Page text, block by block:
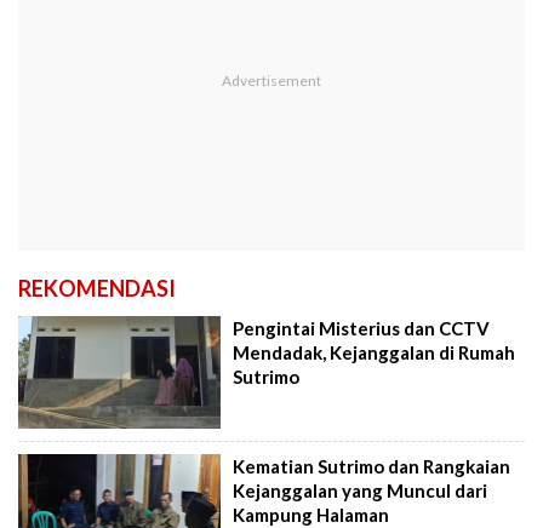
REKOMENDASI
Pengintai Misterius dan CCTV
Mendadak, Kejanggalan di Rumah
Sutrimo
Kematian Sutrimo dan Rangkaian
Kejanggalan yang Muncul dari
Kampung Halaman